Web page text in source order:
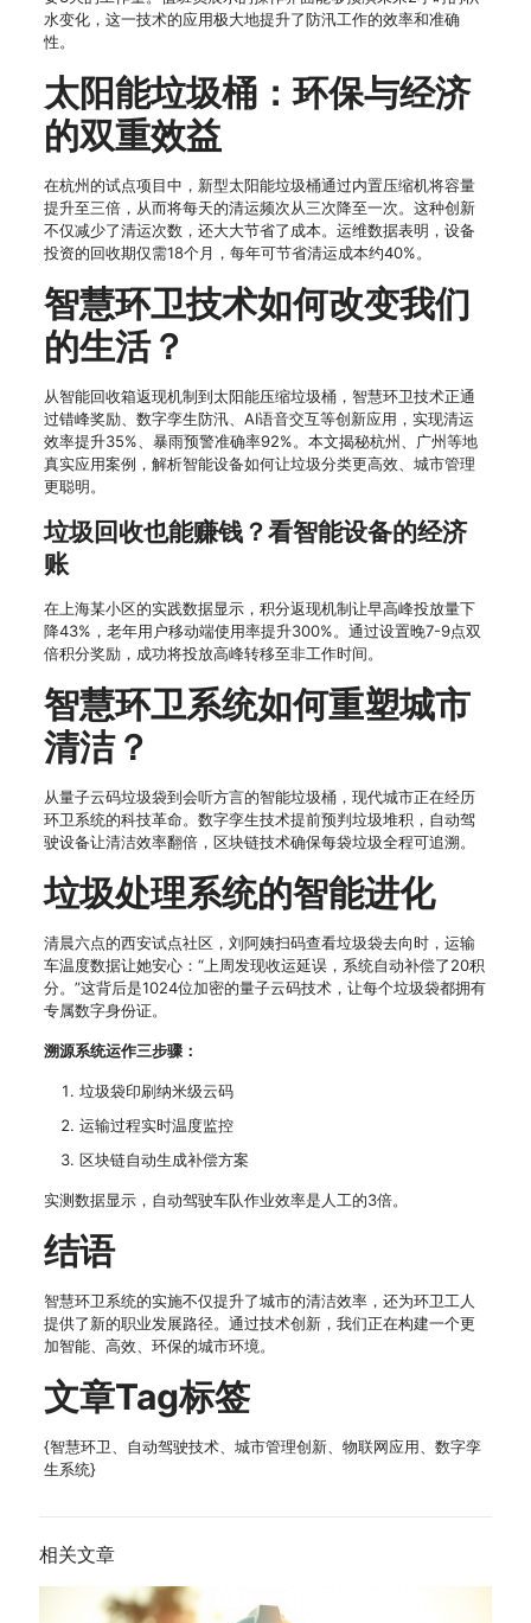
水变化，这一技术的应用极大地提升了防汛工作的效率和准确
性。
太阳能垃圾桶：环保与经济
的双重效益
在杭州的试点项目中，新型太阳能垃圾桶通过内置压缩机将容量
提升至三倍，从而将每天的清运频次从三次降至一次。这种创新
不仅减少了清运次数，还大大节省了成本。运维数据表明，设备
投资的回收期仅需18个月，每年可节省清运成本约40%。
智慧环卫技术如何改变我们
的生活？
从智能回收箱返现机制到太阳能压缩垃圾桶，智慧环卫技术正通
过错峰奖励、数字孪生防汛、AI语音交互等创新应用，实现清运
效率提升35%、暴雨预警准确率92%。本文揭秘杭州、广州等地
真实应用案例，解析智能设备如何让垃圾分类更高效、城市管理
更聪明。
垃圾回收也能赚钱？看智能设备的经济
账
在上海某小区的实践数据显示，积分返现机制让早高峰投放量下
降43%，老年用户移动端使用率提升300%。通过设置晚7-9点双
倍积分奖励，成功将投放高峰转移至非工作时间。
智慧环卫系统如何重塑城市
清洁？
从量子云码垃圾袋到会听方言的智能垃圾桶，现代城市正在经历
环卫系统的科技革命。数字孪生技术提前预判垃圾堆积，自动驾
驶设备让清洁效率翻倍，区块链技术确保每袋垃圾全程可追溯。
垃圾处理系统的智能进化
清晨六点的西安试点社区，刘阿姨扫码查看垃圾袋去向时，运输
车温度数据让她安心：“上周发现收运延误，系统自动补偿了20积
分。”这背后是1024位加密的量子云码技术，让每个垃圾袋都拥有
专属数字身份证。
溯源系统运作三步骤：
垃圾袋印刷纳米级云码
运输过程实时温度监控
区块链自动生成补偿方案
实测数据显示，自动驾驶车队作业效率是人工的3倍。
结语
智慧环卫系统的实施不仅提升了城市的清洁效率，还为环卫工人
提供了新的职业发展路径。通过技术创新，我们正在构建一个更
加智能、高效、环保的城市环境。
文章Tag标签
{智慧环卫、自动驾驶技术、城市管理创新、物联网应用、数字孪
生系统}
相关文章